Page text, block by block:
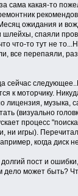
сама какая-то
ожидания и
спаяли
что-то тут не
все перепаяли,
сейчас
к моторчику.
лицензия, музыка,
(визуально
процесс
ни игры).
когда диск
пост и
дело может быть?